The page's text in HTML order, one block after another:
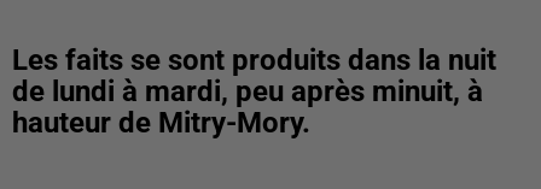
Les faits se sont produits dans la nuit
de lundi à mardi, peu après minuit, à
hauteur de Mitry-Mory.